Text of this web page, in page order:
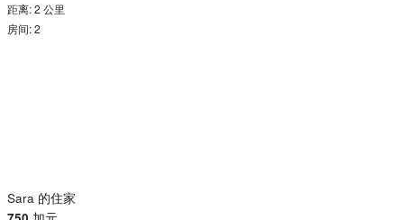
距离: 2 公里
房间: 2
Sara 的住家